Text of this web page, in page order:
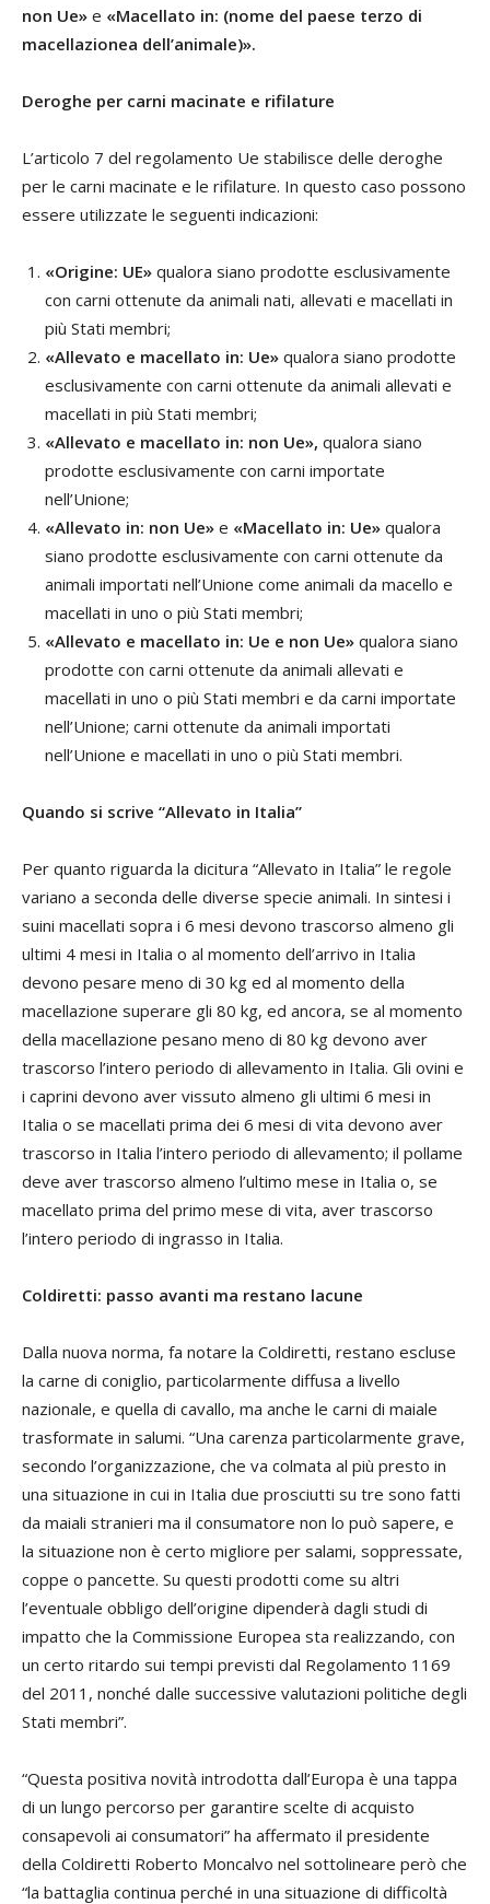
non Ue» e «Macellato in: (nome del paese terzo di
macellazionea dell’animale)».
Deroghe per carni macinate e rifilature
L’articolo 7 del regolamento Ue stabilisce delle deroghe
per le carni macinate e le rifilature. In questo caso possono
essere utilizzate le seguenti indicazioni:
«Origine: UE» qualora siano prodotte esclusivamente
con carni ottenute da animali nati, allevati e macellati in
più Stati membri;
«Allevato e macellato in: Ue» qualora siano prodotte
esclusivamente con carni ottenute da animali allevati e
macellati in più Stati membri;
«Allevato e macellato in: non Ue», qualora siano
prodotte esclusivamente con carni importate
nell’Unione;
«Allevato in: non Ue» e «Macellato in: Ue» qualora
siano prodotte esclusivamente con carni ottenute da
animali importati nell’Unione come animali da macello e
macellati in uno o più Stati membri;
«Allevato e macellato in: Ue e non Ue» qualora siano
prodotte con carni ottenute da animali allevati e
macellati in uno o più Stati membri e da carni importate
nell’Unione; carni ottenute da animali importati
nell’Unione e macellati in uno o più Stati membri.
Quando si scrive “Allevato in Italia”
Per quanto riguarda la dicitura “Allevato in Italia” le regole
variano a seconda delle diverse specie animali. In sintesi i
suini macellati sopra i 6 mesi devono trascorso almeno gli
ultimi 4 mesi in Italia o al momento dell’arrivo in Italia
devono pesare meno di 30 kg ed al momento della
macellazione superare gli 80 kg, ed ancora, se al momento
della macellazione pesano meno di 80 kg devono aver
trascorso l’intero periodo di allevamento in Italia. Gli ovini e
i caprini devono aver vissuto almeno gli ultimi 6 mesi in
Italia o se macellati prima dei 6 mesi di vita devono aver
trascorso in Italia l’intero periodo di allevamento; il pollame
deve aver trascorso almeno l’ultimo mese in Italia o, se
macellato prima del primo mese di vita, aver trascorso
l’intero periodo di ingrasso in Italia.
Coldiretti: passo avanti ma restano lacune
Dalla nuova norma, fa notare la Coldiretti, restano escluse
la carne di coniglio, particolarmente diffusa a livello
nazionale, e quella di cavallo, ma anche le carni di maiale
trasformate in salumi. “Una carenza particolarmente grave,
secondo l’organizzazione, che va colmata al più presto in
una situazione in cui in Italia due prosciutti su tre sono fatti
da maiali stranieri ma il consumatore non lo può sapere, e
la situazione non è certo migliore per salami, soppressate,
coppe o pancette. Su questi prodotti come su altri
l’eventuale obbligo dell’origine dipenderà dagli studi di
impatto che la Commissione Europea sta realizzando, con
un certo ritardo sui tempi previsti dal Regolamento 1169
del 2011, nonché dalle successive valutazioni politiche degli
Stati membri”.
“Questa positiva novità introdotta dall’Europa è una tappa
di un lungo percorso per garantire scelte di acquisto
consapevoli ai consumatori” ha affermato il presidente
della Coldiretti Roberto Moncalvo nel sottolineare però che
“la battaglia continua perché in una situazione di difficoltà